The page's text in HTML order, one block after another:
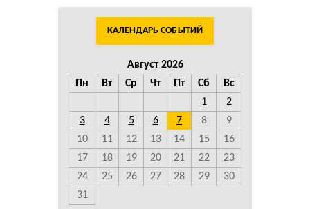
КАЛЕНДАРЬ СОБЫТИЙ
Август 2026
Пн
Вт Ср Чт Пт Сб
Вс
1
2
3
4 5 6 7 8
9
10
11 12 13 14 15
16
17
18 19 20 21 22
23
24
25 26 27 28 29
30
31